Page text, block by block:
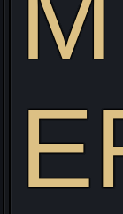
Visitez mon
alliant